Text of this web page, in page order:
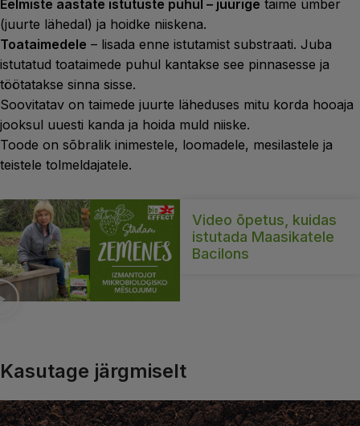
Eelmiste aastate istutuste puhul – juurige taime ümber
(juurte lähedal) ja hoidke niiskena.
Toataimedele – lisada enne istutamist substraati. Juba
istutatud toataimede puhul kantakse see pinnasesse ja
töötatakse sinna sisse.
Soovitatav on taimede juurte läheduses mitu korda hooaja
jooksul uuesti kanda ja hoida muld niiske.
Toode on sõbralik inimestele, loomadele, mesilastele ja
teistele tolmeldajatele.
Video õpetus, kuidas
istutada Maasikatele
Bacilons
Kasutage järgmiselt